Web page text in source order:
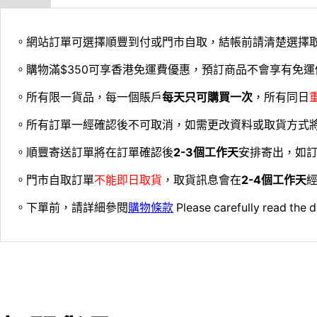
。網站訂單可選擇順豐到付或門市自取，結帳前請清楚選擇
。購物滿$350可享香港免運費優惠，預訂商品不會享有免
。所有限一貨品，每一個賬戶每天只可購買一次 ，所有同日
。所有訂單一經確認後不可取消，如需更改資料或取貨方式
。順豐寄送訂單將在訂單確認後2-3個工作天安排寄出，如
。門市自取訂單不能即日取貨 ，取貨訊息會在2-4個工作天
。下單前，請詳細參閱購物條款 Please carefully read the